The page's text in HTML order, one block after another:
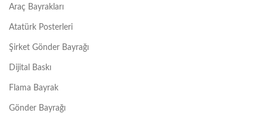
Araç Bayrakları
Atatürk Posterleri
Şirket Gönder Bayrağı
Dijital Baskı
Flama Bayrak
Gönder Bayrağı